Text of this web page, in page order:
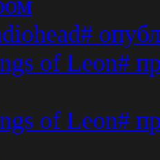
of Leon#
of Leon#